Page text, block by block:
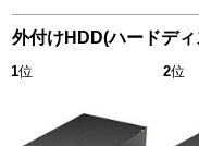
外付けHDD(ハードデ
1位 2位